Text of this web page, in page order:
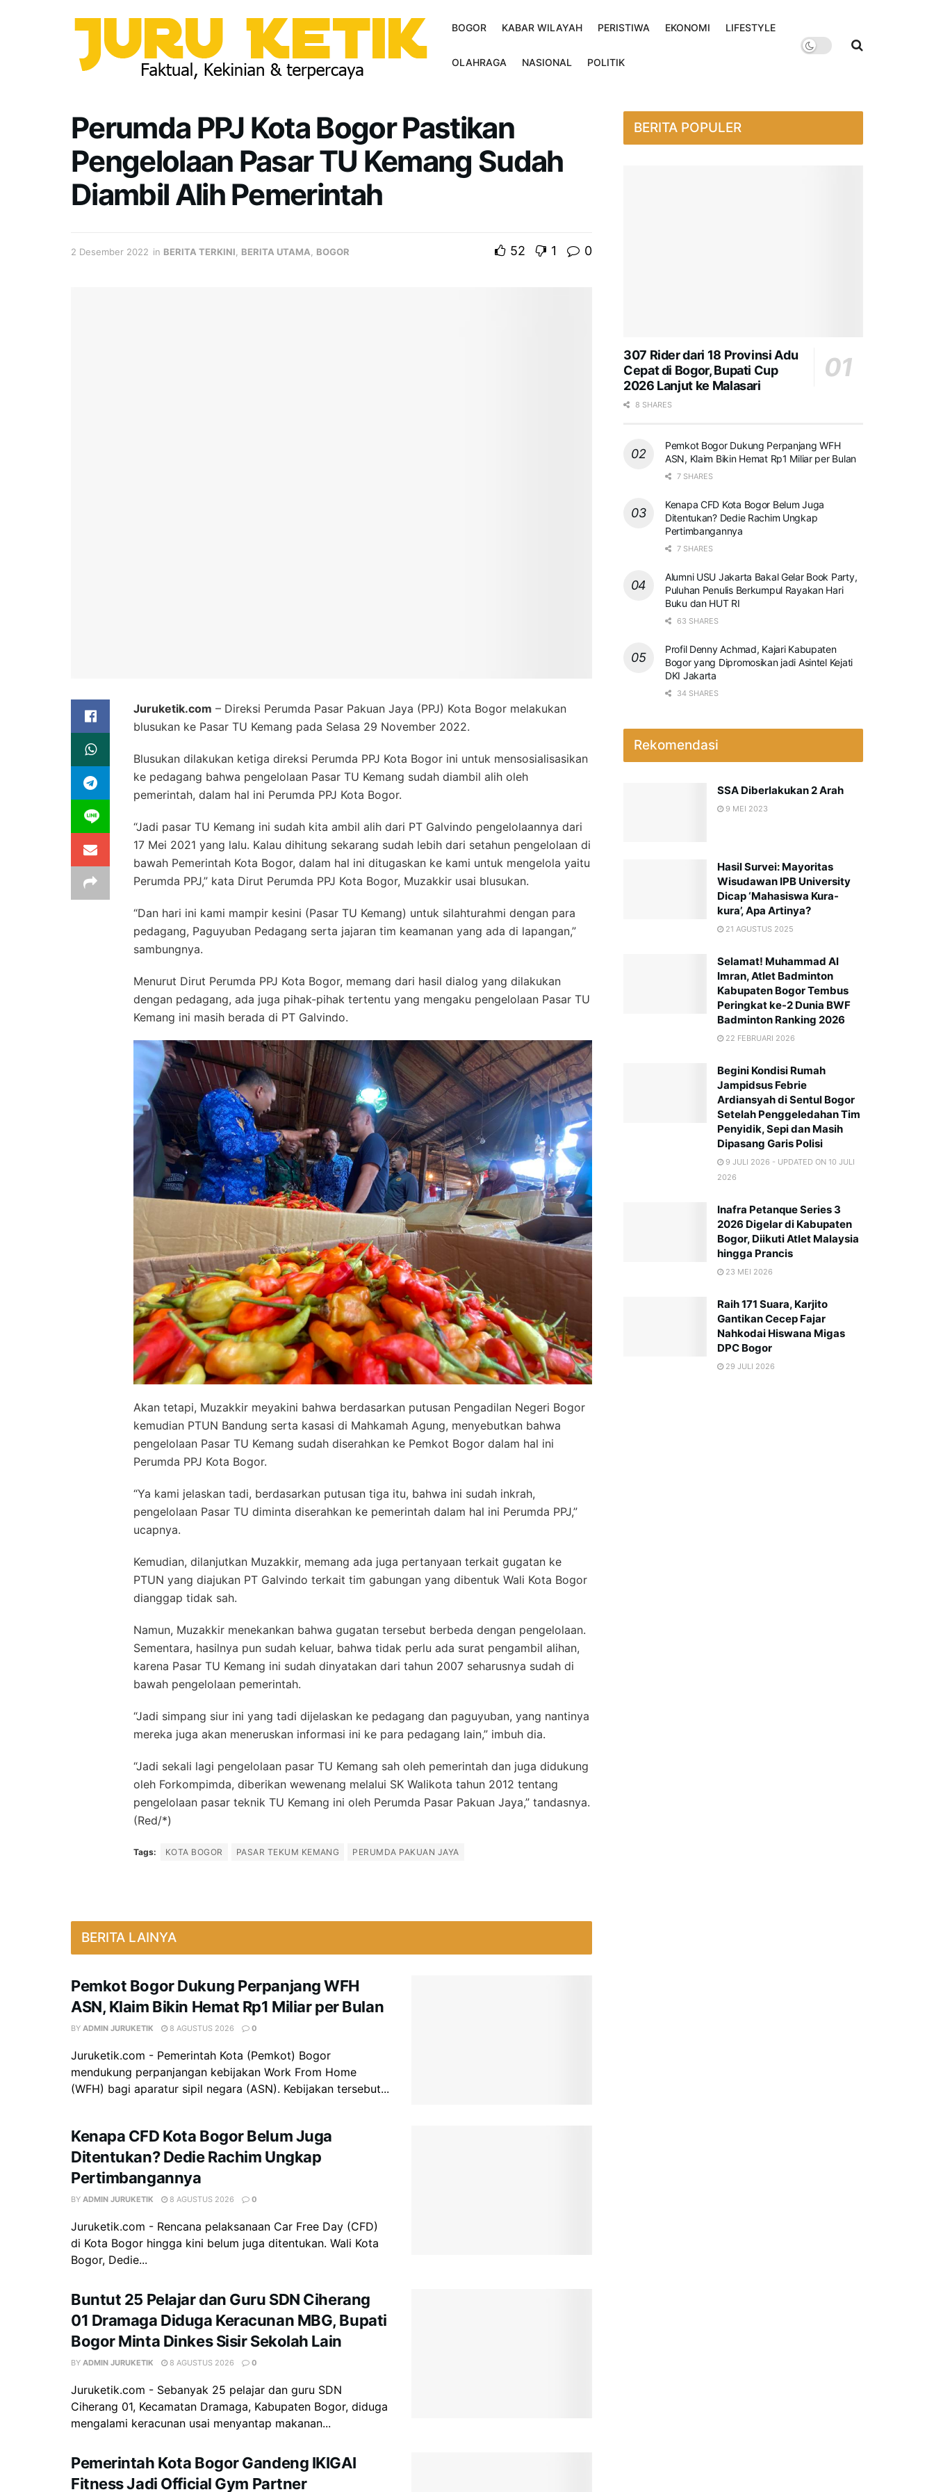
BOGOR KABAR WILAYAH PERISTIWA EKONOMI LIFESTYLE
OLAHRAGA NASIONAL POLITIK
Perumda PPJ Kota Bogor Pastikan
Pengelolaan Pasar TU Kemang Sudah
Diambil Alih Pemerintah
2 Desember 2022 in BERITA TERKINI BERITA UTAMA BOGOR 52 1 0
Juruketik.com – Direksi Perumda Pasar Pakuan Jaya (PPJ) Kota Bogor melakukan
blusukan ke Pasar TU Kemang pada Selasa 29 November 2022.
Blusukan dilakukan ketiga direksi Perumda PPJ Kota Bogor ini untuk mensosialisasikan
ke pedagang bahwa pengelolaan Pasar TU Kemang sudah diambil alih oleh
pemerintah, dalam hal ini Perumda PPJ Kota Bogor.
“Jadi pasar TU Kemang ini sudah kita ambil alih dari PT Galvindo pengelolaannya dari
17 Mei 2021 yang lalu. Kalau dihitung sekarang sudah lebih dari setahun pengelolaan di
bawah Pemerintah Kota Bogor, dalam hal ini ditugaskan ke kami untuk mengelola yaitu
Perumda PPJ,” kata Dirut Perumda PPJ Kota Bogor, Muzakkir usai blusukan.
“Dan hari ini kami mampir kesini (Pasar TU Kemang) untuk silahturahmi dengan para
pedagang, Paguyuban Pedagang serta jajaran tim keamanan yang ada di lapangan,”
sambungnya.
Menurut Dirut Perumda PPJ Kota Bogor, memang dari hasil dialog yang dilakukan
dengan pedagang, ada juga pihak-pihak tertentu yang mengaku pengelolaan Pasar TU
Kemang ini masih berada di PT Galvindo.
Akan tetapi, Muzakkir meyakini bahwa berdasarkan putusan Pengadilan Negeri Bogor
kemudian PTUN Bandung serta kasasi di Mahkamah Agung, menyebutkan bahwa
pengelolaan Pasar TU Kemang sudah diserahkan ke Pemkot Bogor dalam hal ini
Perumda PPJ Kota Bogor.
“Ya kami jelaskan tadi, berdasarkan putusan tiga itu, bahwa ini sudah inkrah,
pengelolaan Pasar TU diminta diserahkan ke pemerintah dalam hal ini Perumda PPJ,”
ucapnya.
Kemudian, dilanjutkan Muzakkir, memang ada juga pertanyaan terkait gugatan ke
PTUN yang diajukan PT Galvindo terkait tim gabungan yang dibentuk Wali Kota Bogor
dianggap tidak sah.
Namun, Muzakkir menekankan bahwa gugatan tersebut berbeda dengan pengelolaan.
Sementara, hasilnya pun sudah keluar, bahwa tidak perlu ada surat pengambil alihan,
karena Pasar TU Kemang ini sudah dinyatakan dari tahun 2007 seharusnya sudah di
bawah pengelolaan pemerintah.
“Jadi simpang siur ini yang tadi dijelaskan ke pedagang dan paguyuban, yang nantinya
mereka juga akan meneruskan informasi ini ke para pedagang lain,” imbuh dia.
“Jadi sekali lagi pengelolaan pasar TU Kemang sah oleh pemerintah dan juga didukung
oleh Forkompimda, diberikan wewenang melalui SK Walikota tahun 2012 tentang
pengelolaan pasar teknik TU Kemang ini oleh Perumda Pasar Pakuan Jaya,” tandasnya.
(Red/*)
Tags: KOTA BOGOR PASAR TEKUM KEMANG PERUMDA PAKUAN JAYA
BERITA LAINYA
Pemkot Bogor Dukung Perpanjang WFH
ASN, Klaim Bikin Hemat Rp1 Miliar per Bulan
BY ADMIN JURUKETIK 8 AGUSTUS 2026 0
Juruketik.com - Pemerintah Kota (Pemkot) Bogor
mendukung perpanjangan kebijakan Work From Home
(WFH) bagi aparatur sipil negara (ASN). Kebijakan tersebut...
Kenapa CFD Kota Bogor Belum Juga
Ditentukan? Dedie Rachim Ungkap
Pertimbangannya
BY ADMIN JURUKETIK 8 AGUSTUS 2026 0
Juruketik.com - Rencana pelaksanaan Car Free Day (CFD)
di Kota Bogor hingga kini belum juga ditentukan. Wali Kota
Bogor, Dedie...
Buntut 25 Pelajar dan Guru SDN Ciherang
01 Dramaga Diduga Keracunan MBG, Bupati
Bogor Minta Dinkes Sisir Sekolah Lain
BY ADMIN JURUKETIK 8 AGUSTUS 2026 0
Juruketik.com - Sebanyak 25 pelajar dan guru SDN
Ciherang 01, Kecamatan Dramaga, Kabupaten Bogor, diduga
mengalami keracunan usai menyantap makanan...
Pemerintah Kota Bogor Gandeng IKIGAI
Fitness Jadi Official Gym Partner
BERITA POPULER
307 Rider dari 18 Provinsi Adu
Cepat di Bogor, Bupati Cup
2026 Lanjut ke Malasari
8 SHARES
Pemkot Bogor Dukung Perpanjang WFH
ASN, Klaim Bikin Hemat Rp1 Miliar per Bulan
7 SHARES
Kenapa CFD Kota Bogor Belum Juga
Ditentukan? Dedie Rachim Ungkap
Pertimbangannya
7 SHARES
Alumni USU Jakarta Bakal Gelar Book Party,
Puluhan Penulis Berkumpul Rayakan Hari
Buku dan HUT RI
63 SHARES
Profil Denny Achmad, Kajari Kabupaten
Bogor yang Dipromosikan jadi Asintel Kejati
DKI Jakarta
34 SHARES
Rekomendasi
SSA Diberlakukan 2 Arah
9 MEI 2023
Hasil Survei: Mayoritas
Wisudawan IPB University
Dicap ‘Mahasiswa Kura-
kura’, Apa Artinya?
21 AGUSTUS 2025
Selamat! Muhammad Al
Imran, Atlet Badminton
Kabupaten Bogor Tembus
Peringkat ke-2 Dunia BWF
Badminton Ranking 2026
22 FEBRUARI 2026
Begini Kondisi Rumah
Jampidsus Febrie
Ardiansyah di Sentul Bogor
Setelah Penggeledahan Tim
Penyidik, Sepi dan Masih
Dipasang Garis Polisi
9 JULI 2026 - UPDATED ON 10 JULI
2026
Inafra Petanque Series 3
2026 Digelar di Kabupaten
Bogor, Diikuti Atlet Malaysia
hingga Prancis
23 MEI 2026
Raih 171 Suara, Karjito
Gantikan Cecep Fajar
Nahkodai Hiswana Migas
DPC Bogor
29 JULI 2026